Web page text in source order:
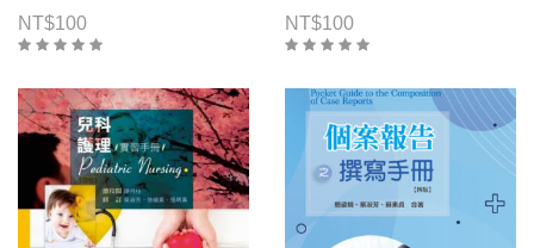
NT$100 NT$100